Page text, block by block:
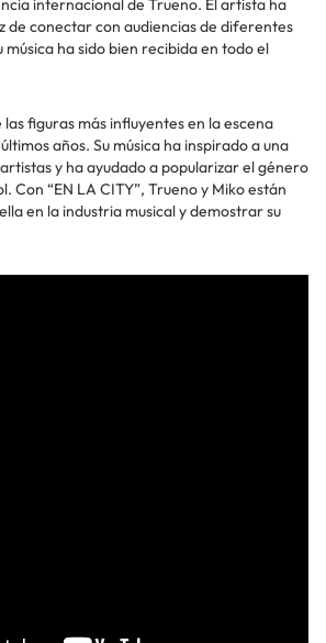
internacional de Trueno. El artista ha
de conectar con audiencias de diferentes
música ha sido bien recibida en todo el
figuras más influyentes en la escena
años. Su música ha inspirado a una
y ha ayudado a popularizar el género
Con “EN LA CITY”, Trueno y Miko están
en la industria musical y demostrar su